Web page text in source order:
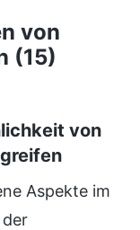
von
(15)
von
Aspekte im